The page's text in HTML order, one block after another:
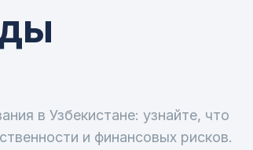
в Узбекистане: узнайте, что
и финансовых рисков.